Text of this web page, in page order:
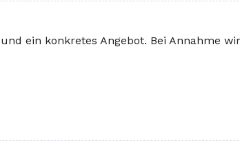
ein konkretes Angebot. Bei Annahme